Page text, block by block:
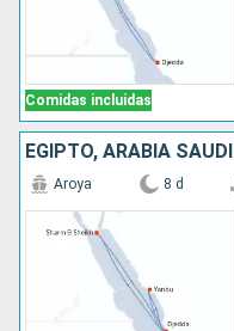
Comidas incluidas
EGIPTO, ARABIA SAUDÍ
Aroya 8 d